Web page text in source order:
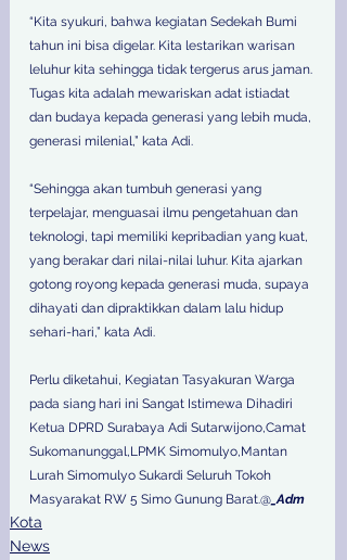
“Kita syukuri, bahwa kegiatan Sedekah Bumi
tahun ini bisa digelar. Kita lestarikan warisan
leluhur kita sehingga tidak tergerus arus jaman.
Tugas kita adalah mewariskan adat istiadat
dan budaya kepada generasi yang lebih muda,
generasi milenial,” kata Adi.
“Sehingga akan tumbuh generasi yang
terpelajar, menguasai ilmu pengetahuan dan
teknologi, tapi memiliki kepribadian yang kuat,
yang berakar dari nilai-nilai luhur. Kita ajarkan
gotong royong kepada generasi muda, supaya
dihayati dan dipraktikkan dalam lalu hidup
sehari-hari,” kata Adi.
Perlu diketahui, Kegiatan Tasyakuran Warga
pada siang hari ini Sangat Istimewa Dihadiri
Ketua DPRD Surabaya Adi Sutarwijono,Camat
Sukomanunggal,LPMK Simomulyo,Mantan
Lurah Simomulyo Sukardi Seluruh Tokoh
Masyarakat RW 5 Simo Gunung Barat.@ _Adm
Kota
News